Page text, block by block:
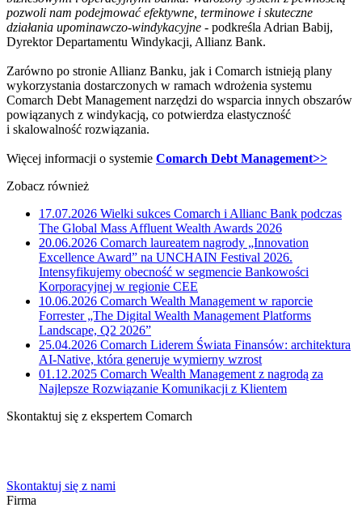
pozwoli nam podejmować efektywne, terminowe i skuteczne
działania upominawczo-windykacyjne - podkreśla Adrian Babij,
Dyrektor Departamentu Windykacji, Allianz Bank.
Zarówno po stronie Allianz Banku, jak i Comarch istnieją plany
wykorzystania dostarczonych w ramach wdrożenia systemu
Comarch Debt Management narzędzi do wsparcia innych obszarów
powiązanych z windykacją, co potwierdza elastyczność
i skalowalność rozwiązania.
Więcej informacji o systemie Comarch Debt Management>>
Zobacz również
17.07.2026 Wielki sukces Comarch i Allianc Bank podczas
The Global Mass Affluent Wealth Awards 2026
20.06.2026 Comarch laureatem nagrody „Innovation
Excellence Award” na UNCHAIN Festival 2026.
Intensyfikujemy obecność w segmencie Bankowości
Korporacyjnej w regionie CEE
10.06.2026 Comarch Wealth Management w raporcie
Forrester „The Digital Wealth Management Platforms
Landscape, Q2 2026”
25.04.2026 Comarch Liderem Świata Finansów: architektura
AI-Native, która generuje wymierny wzrost
01.12.2025 Comarch Wealth Management z nagrodą za
Najlepsze Rozwiązanie Komunikacji z Klientem
Skontaktuj się z ekspertem Comarch
Skontaktuj się z nami
Firma